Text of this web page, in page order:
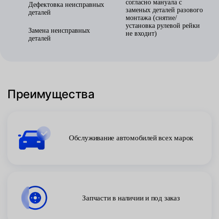
Дефектовка неисправных
деталей
Замена неисправных
деталей
согласно мануала с
заменых деталей разового
монтажа (снятие/
установка рулевой рейки
не входит)
Преимущества
Обслуживание автомобилей всех марок
Запчасти в наличии и под заказ